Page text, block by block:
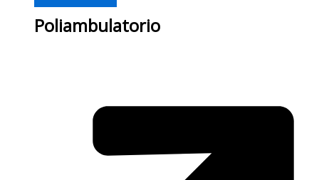
Poliambulatorio